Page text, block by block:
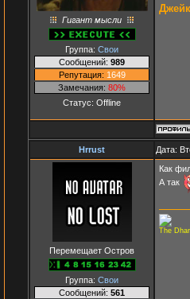
Гигант мысли
Группа: Свои
Сообщений: 989
Репутация: 1649
Замечания: 80%
Статус: Offline
Hrrust Дата:
Перемещает Остров
Группа: Свои
Сообщений: 561
Как
А так
The